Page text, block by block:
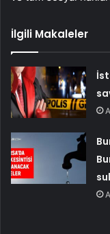
İlgili Makaleler